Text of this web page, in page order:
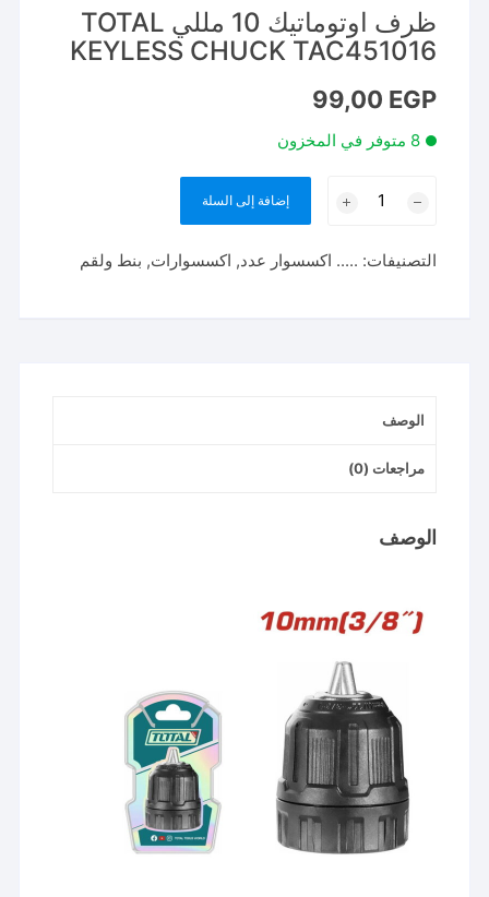
ظرف اوتوماتيك 10 مللي TOTAL
KEYLESS CHUCK TAC451016
99,00 EGP
8 متوفر في المخزون
10
إضافة إلى السلة
التصنيفات: ..... اكسسوار عدد, اكسسوارات, بنط ولقم
الوصف
مراجعات (0)
الوصف